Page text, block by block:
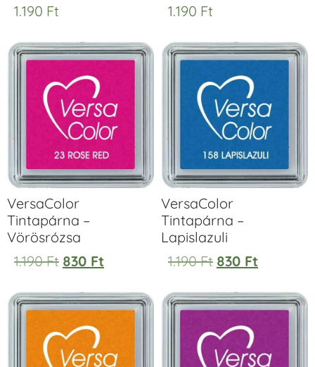
1.190 Ft 1.190 Ft
VersaColor
Tintapárna –
Vörösrózsa
1.190Ft 830 Ft
VersaColor
Tintapárna –
Lapislazuli
1.190Ft 830 Ft